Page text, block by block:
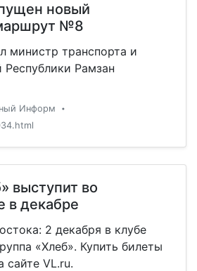
новый
№8
министр транспорта и
Республики Рамзан
Информ •
выступит во
в декабре
2 декабря в клубе
«Хлеб». Купить билеты
VL.ru.